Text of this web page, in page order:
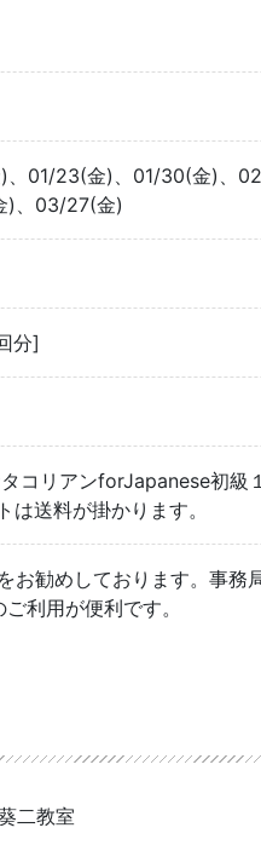
、01/23(金)、01/30(金)、
)、03/27(金)
分]
コリアンforJapanese初
は送料が掛かります。
お勧めしております。事
のご利用が便利です
二教室